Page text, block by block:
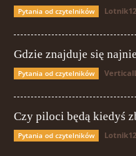
Pytania od czytelników
Gdzie znajduje się
Pytania od czytelników
Czy piloci będą kiedyś
Pytania od czytelników